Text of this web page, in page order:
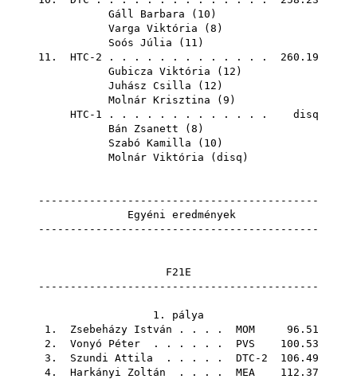
Gáll Barbara ( 10 )
Varga Viktória ( 8 )
Soós Júlia ( 11 )
11. HTC-2 . . . . . . . . . . . . . 260.19
Gubicza Viktória ( 12 )
Juhász Csilla ( 12 )
Molnár Krisztina ( 9 )
HTC-1 . . . . . . . . . . . . . disq
Bán Zsanett ( 8 )
Szabó Kamilla ( 10 )
Molnár Viktória ( disq )
--------------------------------------------
Egyéni eredmények
--------------------------------------------
F21E
--------------------------------------------
1. pálya
1. Zsebeházy István . . . . MOM 96.51
2. Vonyó Péter . . . . . . PVS 100.53
3. Szundi Attila . . . . . DTC-2 106.49
4. Harkányi Zoltán . . . . MEA 112.37